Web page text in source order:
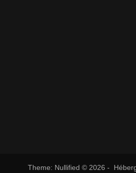
Theme: Nullified © 2026 -